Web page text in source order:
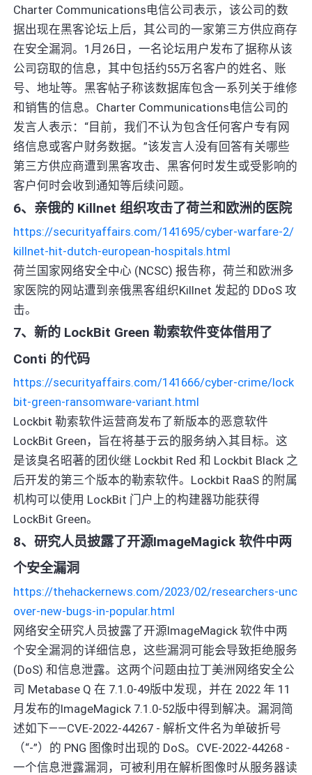
Charter Communications电信公司表示，该公司的数
据出现在黑客论坛上后，其公司的一家第三方供应商存
在安全漏洞。1月26日，一名论坛用户发布了据称从该
公司窃取的信息，其中包括约55万名客户的姓名、账
号、地址等。黑客帖子称该数据库包含一系列关于维修
和销售的信息。Charter Communications电信公司的
发言人表示：“目前，我们不认为包含任何客户专有网
络信息或客户财务数据。”该发言人没有回答有关哪些
第三方供应商遭到黑客攻击、黑客何时发生或受影响的
客户何时会收到通知等后续问题。
6、亲俄的 Killnet 组织攻击了荷兰和欧洲的医院
https://securityaffairs.com/141695/cyber-warfare-2/
killnet-hit-dutch-european-hospitals.html
荷兰国家网络安全中心 (NCSC) 报告称，荷兰和欧洲多
家医院的网站遭到亲俄黑客组织Killnet 发起的 DDoS 攻
击。
7、新的 LockBit Green 勒索软件变体借用了
Conti 的代码
https://securityaffairs.com/141666/cyber-crime/lock
bit-green-ransomware-variant.html
Lockbit 勒索软件运营商发布了新版本的恶意软件
LockBit Green，旨在将基于云的服务纳入其目标。这
是该臭名昭著的团伙继 Lockbit Red 和 Lockbit Black 之
后开发的第三个版本的勒索软件。Lockbit RaaS 的附属
机构可以使用 LockBit 门户上的构建器功能获得
LockBit Green。
8、研究人员披露了开源ImageMagick 软件中两
个安全漏洞
https://thehackernews.com/2023/02/researchers-unc
over-new-bugs-in-popular.html
网络安全研究人员披露了开源ImageMagick 软件中两
个安全漏洞的详细信息，这些漏洞可能会导致拒绝服务
(DoS) 和信息泄露。这两个问题由拉丁美洲网络安全公
司 Metabase Q 在 7.1.0-49版中发现，并在 2022 年 11
月发布的ImageMagick 7.1.0-52版中得到解决。漏洞简
述如下——CVE-2022-44267 - 解析文件名为单破折号
（“-”）的 PNG 图像时出现的 DoS。CVE-2022-44268 -
一个信息泄露漏洞，可被利用在解析图像时从服务器读